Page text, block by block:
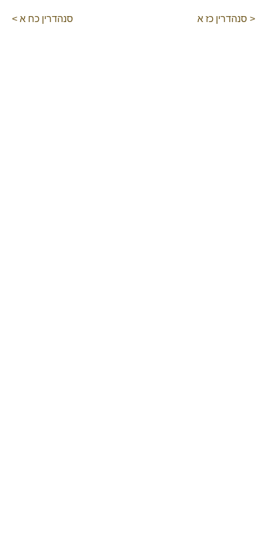
< סנהדרין כז א סנהדרין כח א >